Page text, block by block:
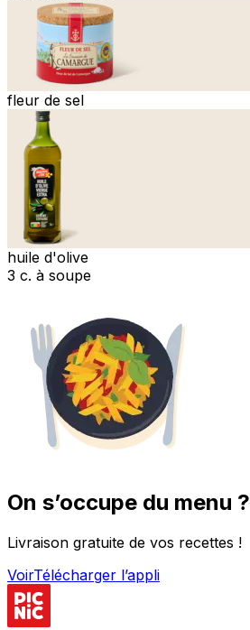
fleur de sel
huile d'olive
3 c. à soupe
On s’occupe du menu ?
Livraison gratuite de vos recettes !
VoirTélécharger l’appli